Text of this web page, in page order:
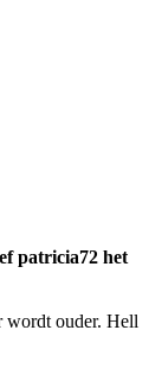
patricia72 het
wordt ouder. Hell